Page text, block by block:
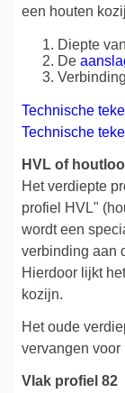
een houten
Diepte
De
Technische
Technische
HVL of
Het verdiepte
profiel HVL"
wordt een
verbinding aan
Hierdoor lijkt
kozijn.
Het oude
vervangen voor
Vlak profiel 82